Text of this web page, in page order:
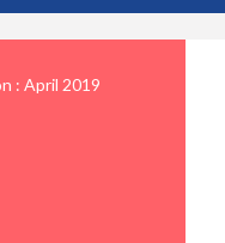
: April 2019